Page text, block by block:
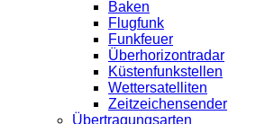
Baken
Flugfunk
Funkfeuer
Überhorizontradar
Küstenfunkstellen
Wettersatelliten
Zeitzeichensender
Übertragungsarten